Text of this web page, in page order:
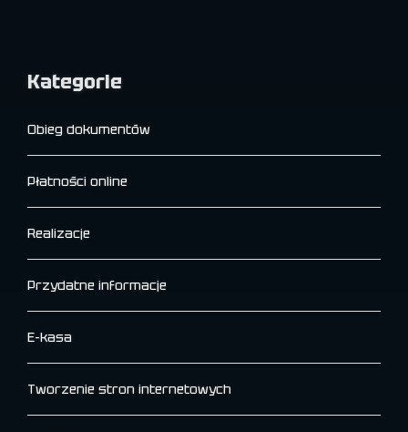
Kategorie
Obieg dokumentów
Płatności online
Realizacje
Przydatne informacje
E-kasa
Tworzenie stron internetowych